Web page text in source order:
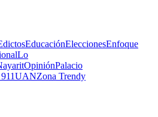
EducaciónEleccionesEnfoque
Lo
OpiniónPalacio
UANZona Trendy